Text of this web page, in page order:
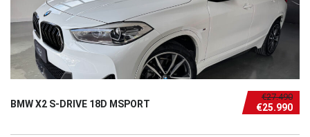
€27.490
€25.990
BMW X2 S-DRIVE 18D MSPORT